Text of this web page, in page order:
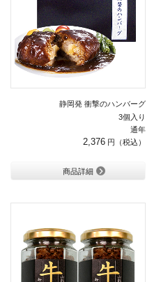
静岡発 衝撃のハンバーグ
3個入り
通年
2,376
商品詳細